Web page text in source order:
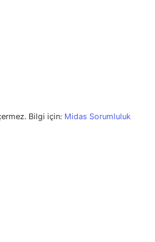
Bilgi için: Midas Sorumluluk